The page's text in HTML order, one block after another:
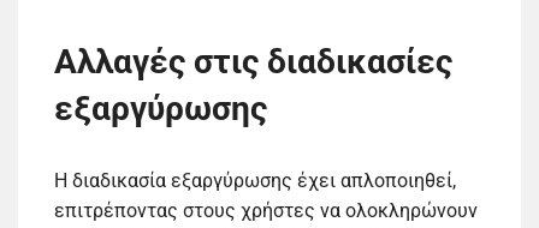
Αλλαγές στις διαδικασίες
εξαργύρωσης
Η διαδικασία εξαργύρωσης έχει απλοποιηθεί,
επιτρέποντας στους χρήστες να ολοκληρώνουν